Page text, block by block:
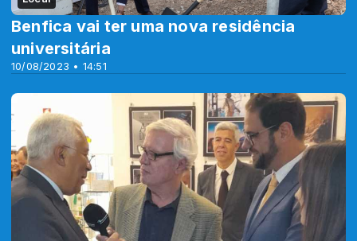
10/08/2023 • 14:51
Benfica vai ter uma nova residência
universitária